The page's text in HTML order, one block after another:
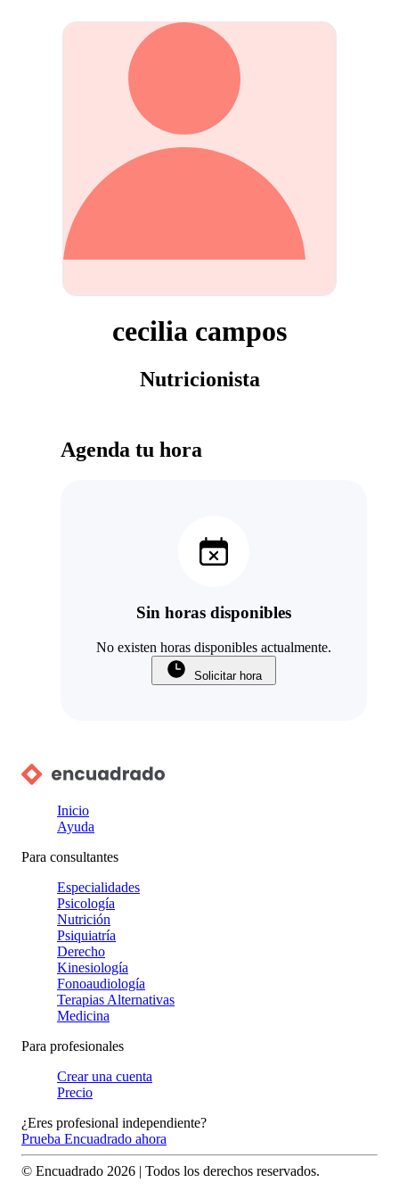
cecilia campos
Nutricionista
Agenda tu hora
Sin horas disponibles
No existen horas disponibles actualmente.
Solicitar hora
Inicio
Ayuda
Para consultantes
Especialidades
Psicología
Nutrición
Psiquiatría
Derecho
Kinesiología
Fonoaudiología
Terapias Alternativas
Medicina
Para profesionales
Crear una cuenta
Precio
¿Eres profesional independiente?
Prueba Encuadrado ahora
© Encuadrado 2026 | Todos los derechos reservados.